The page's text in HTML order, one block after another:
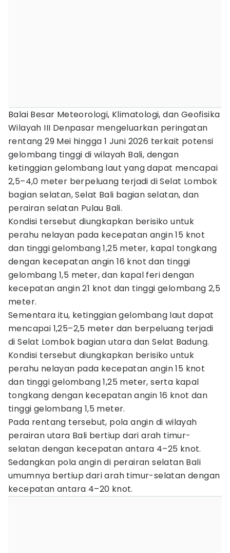
Balai Besar Meteorologi, Klimatologi, dan Geofisika
Wilayah III Denpasar mengeluarkan peringatan
rentang 29 Mei hingga 1 Juni 2026 terkait potensi
gelombang tinggi di wilayah Bali, dengan
ketinggian gelombang laut yang dapat mencapai
2,5–4,0 meter berpeluang terjadi di Selat Lombok
bagian selatan, Selat Bali bagian selatan, dan
perairan selatan Pulau Bali.
Kondisi tersebut diungkapkan berisiko untuk
perahu nelayan pada kecepatan angin 15 knot
dan tinggi gelombang 1,25 meter, kapal tongkang
dengan kecepatan angin 16 knot dan tinggi
gelombang 1,5 meter, dan kapal feri dengan
kecepatan angin 21 knot dan tinggi gelombang 2,5
meter.
Sementara itu, ketinggian gelombang laut dapat
mencapai 1,25–2,5 meter dan berpeluang terjadi
di Selat Lombok bagian utara dan Selat Badung.
Kondisi tersebut diungkapkan berisiko untuk
perahu nelayan pada kecepatan angin 15 knot
dan tinggi gelombang 1,25 meter, serta kapal
tongkang dengan kecepatan angin 16 knot dan
tinggi gelombang 1,5 meter.
Pada rentang tersebut, pola angin di wilayah
perairan utara Bali bertiup dari arah timur-
selatan dengan kecepatan antara 4–25 knot.
Sedangkan pola angin di perairan selatan Bali
umumnya bertiup dari arah timur-selatan dengan
kecepatan antara 4–20 knot.